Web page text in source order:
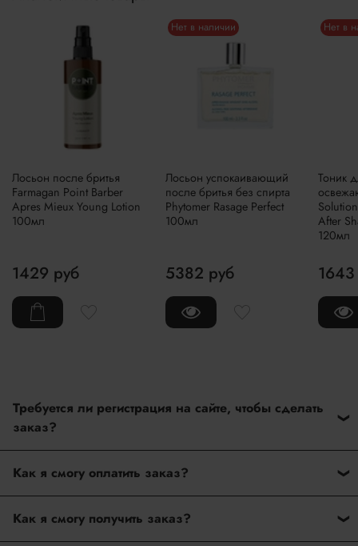
Лосьон после бритья
Farmagan Point Barber
Apres Mieux Young Lotion
100мл
1429 руб
Нет в наличии
Лосьон успокаивающий
после бритья без спирта
Phytomer Rasage Perfect
100мл
5382 руб
Нет в
Тоник
After
120мл
Требуется ли регистрация на сайте, чтобы сделать
заказ?
заказ. Вам достаточно ввести только данные при
оформлении покупки.
Как я смогу оплатить заказ?
наличие товара от нашего менеджера. Как только мы
Как я смогу получить заказ?